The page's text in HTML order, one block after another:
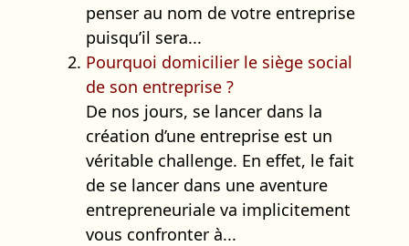
penser au nom de votre entreprise
puisqu’il sera...
Pourquoi domicilier le siège social
de son entreprise ?
De nos jours, se lancer dans la
création d’une entreprise est un
véritable challenge. En effet, le fait
de se lancer dans une aventure
entrepreneuriale va implicitement
vous confronter à...